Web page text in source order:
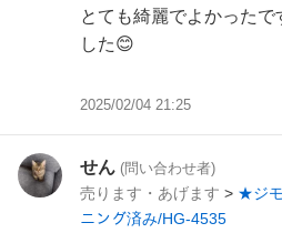
とても綺麗でよかったで
した😊
2025/02/04 21:25
せん (問い合わせ者)
売ります・あげます > ★ジ
ニング済み/HG-4535